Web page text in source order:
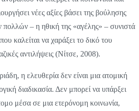
νέες αξίες βάσει της βούλησης
– η ηθική της «αγέλης» – συνιστά
καλείται να χαράξει το δικό του
αντιλήψεις (Νίτσε, 2008).
η ελευθερία δεν είναι μια ατομική
διαδικασία. Δεν μπορεί να υπάρξει
μέσα σε μια ετερόνομη κοινωνία,